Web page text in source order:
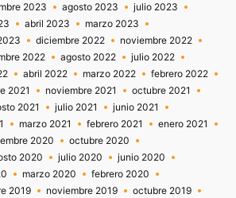
2023 agosto 2023
julio 2023
abril 2023
marzo 2023
diciembre 2022
noviembre 2022
2022 agosto 2022
julio 2022
abril 2022 marzo 2022
febrero 2022
2021 noviembre 2021
octubre 2021
2021 julio 2021
junio 2021
marzo 2021 febrero 2021
enero 2021
2020
octubre 2020
2020 julio 2020
junio 2020
marzo 2020
febrero 2020
2019 noviembre 2019
octubre 2019